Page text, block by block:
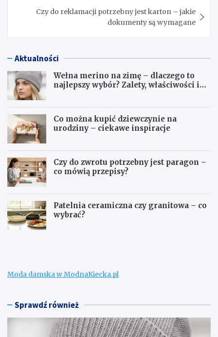
Czy do reklamacji potrzebny jest karton – jakie
dokumenty są wymagane
Aktualności
Wełna merino na zimę – dlaczego to
najlepszy wybór? Zalety, właściwości i
Co można kupić dziewczynie na
urodziny – ciekawe inspiracje
Czy do zwrotu potrzebny jest paragon –
co mówią przepisy?
Patelnia ceramiczna czy granitowa – co
wybrać?
W
m
i
C
n
u
Moda damska w ModnaKiecka.pl
Sprawdź również